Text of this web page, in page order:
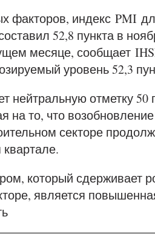
факторов, индекс PMI
52,8 пункта в
месяце, сообщает
уровень 52,3
нейтральную отметку 50
на то, что
секторе
который сдерживает
является